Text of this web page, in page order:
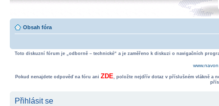
Obsah fóra
Toto diskuzní fórum je „odborně – technické“ a je zaměřeno k diskuzi o navigačních
Pokud nenajdete odpověď na fóru ani ZDE, položte nejdřív dotaz v příslušném vlákně a
Přihlásit se